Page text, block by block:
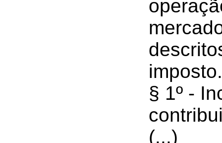
imposto.
§ 1º -
(...)